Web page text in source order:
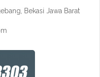
Bekasi Jawa Barat